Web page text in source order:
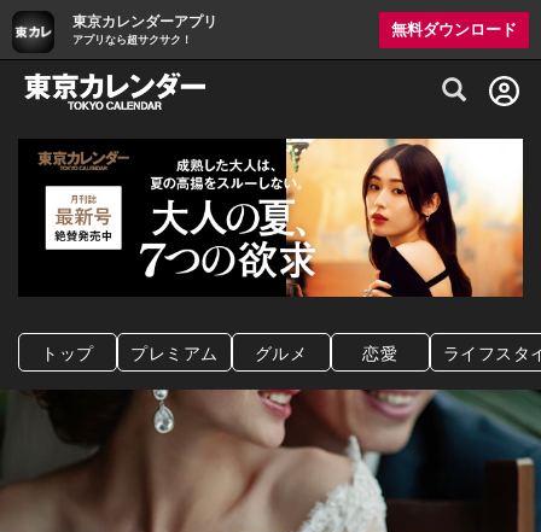
東京カレンダーアプリ
アプリなら超サクサク！
無料ダウンロード
グルメ情報・プレミアムレストラン予約
トップ プレミアム グルメ 恋愛 ライフスタ